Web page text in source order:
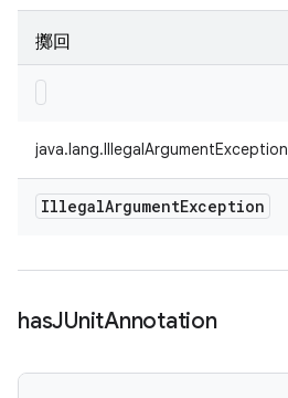
擲回
java.lang.IllegalArgumentException
IllegalArgumentException
hasJUnitAnnotation